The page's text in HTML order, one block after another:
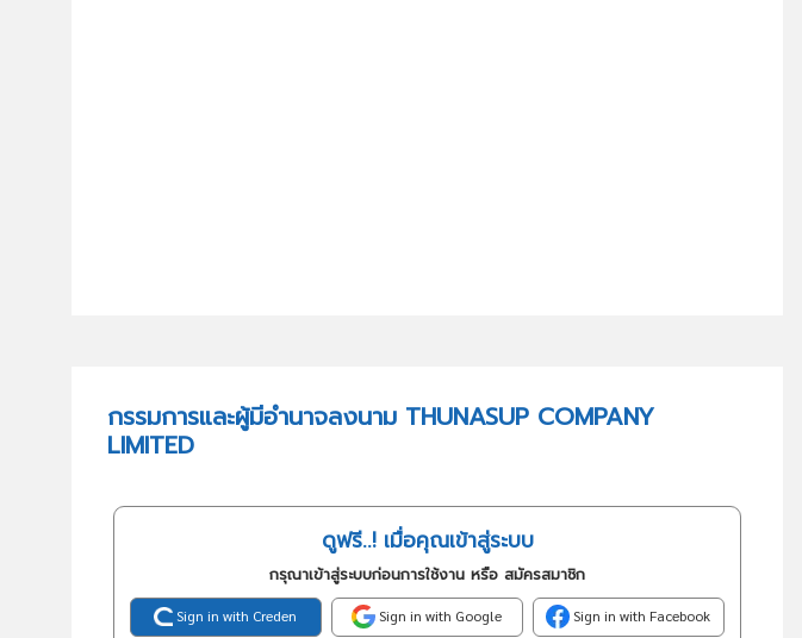
กรรมการและผู้มีอำนาจลงนาม THUNASUP COMPANY
LIMITED
ดูฟรี..! เมื่อคุณเข้าสู่ระบบ
กรุณาเข้าสู่ระบบก่อนการใช้งาน หรือ สมัครสมาชิก
Sign in with Creden Sign in with Google Sign in with Facebook